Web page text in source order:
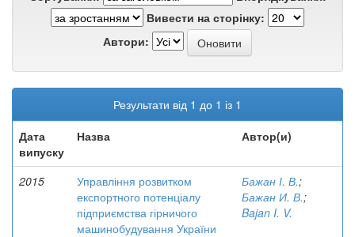
Вивести на сторінку:
Автори:
Результати від 1 до 1 із 1
Дата
випуску
Назва Автор(и)
2015
Управління розвитком
експортного потенціалу
підприємства гірничого
машинобудування України
Бажан І. В.;
Бажан И. В.;
Bajan I. V.